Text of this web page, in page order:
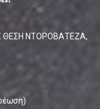
ΘΕΣΗ ΝΤΟΡΟΒΑΤΕΖΑ,